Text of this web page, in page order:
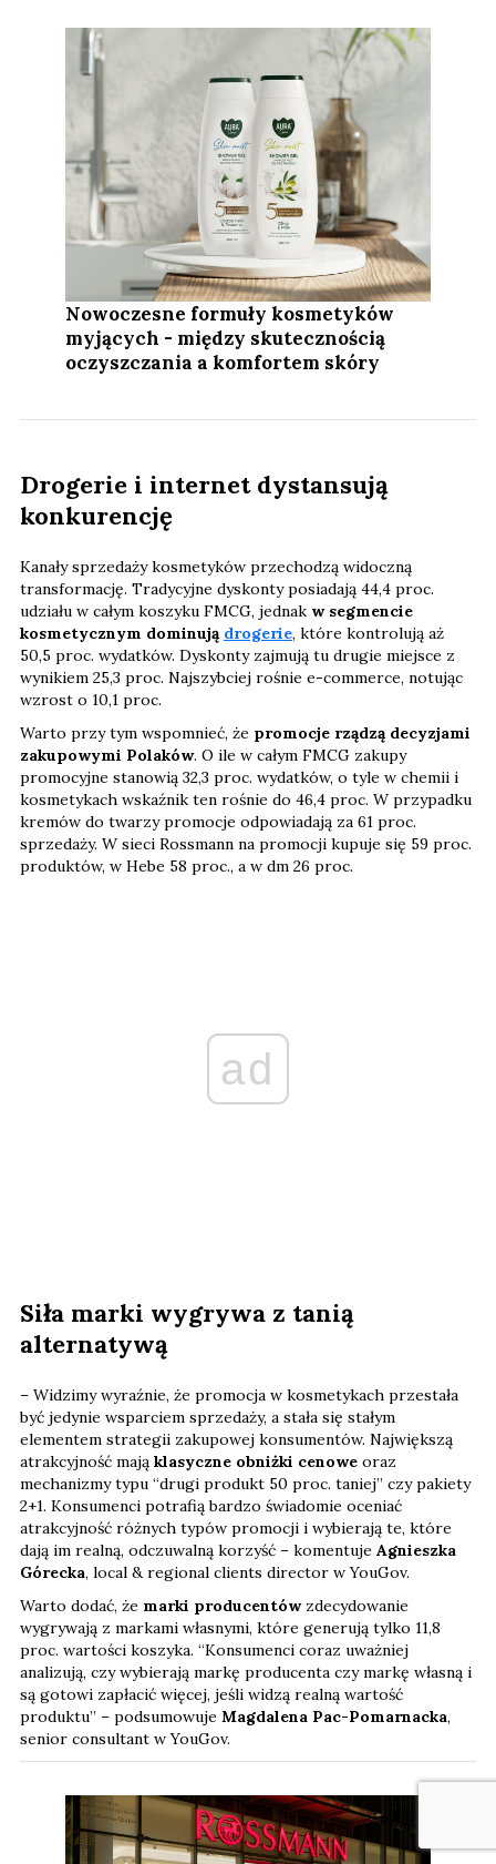
Nowoczesne formuły kosmetyków
myjących - między skutecznością
oczyszczania a komfortem skóry
Drogerie i internet dystansują
konkurencję
Kanały sprzedaży kosmetyków przechodzą widoczną
transformację. Tradycyjne dyskonty posiadają 44,4 proc.
udziału w całym koszyku FMCG, jednak w segmencie
kosmetycznym dominują drogerie, które kontrolują aż
50,5 proc. wydatków. Dyskonty zajmują tu drugie miejsce z
wynikiem 25,3 proc. Najszybciej rośnie e-commerce, notując
wzrost o 10,1 proc.
Warto przy tym wspomnieć, że promocje rządzą decyzjami
zakupowymi Polaków. O ile w całym FMCG zakupy
promocyjne stanowią 32,3 proc. wydatków, o tyle w chemii i
kosmetykach wskaźnik ten rośnie do 46,4 proc. W przypadku
kremów do twarzy promocje odpowiadają za 61 proc.
sprzedaży. W sieci Rossmann na promocji kupuje się 59 proc.
produktów, w Hebe 58 proc., a w dm 26 proc.
ad
Siła marki wygrywa z tanią
alternatywą
– Widzimy wyraźnie, że promocja w kosmetykach przestała
być jedynie wsparciem sprzedaży, a stała się stałym
elementem strategii zakupowej konsumentów. Największą
atrakcyjność mają klasyczne obniżki cenowe oraz
mechanizmy typu “drugi produkt 50 proc. taniej” czy pakiety
2+1. Konsumenci potrafią bardzo świadomie oceniać
atrakcyjność różnych typów promocji i wybierają te, które
dają im realną, odczuwalną korzyść – komentuje Agnieszka
Górecka, local & regional clients director w YouGov.
Warto dodać, że marki producentówzdecydowanie
wygrywają z markami własnymi, które generują tylko 11,8
proc. wartości koszyka. “Konsumenci coraz uważniej
analizują, czy wybierają markę producenta czy markę własną i
są gotowi zapłacić więcej, jeśli widzą realną wartość
produktu” – podsumowuje Magdalena Pac-Pomarnacka,
senior consultant w YouGov.